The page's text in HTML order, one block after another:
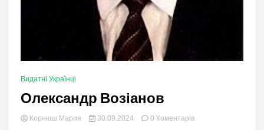
Видатні Українці
Олександр Возіанов
Корнюш Мария 30.09.2024 0 Коментарівв